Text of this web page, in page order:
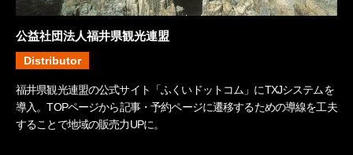
公益社団法人福井県観光連盟
Distributor
福井県観光連盟の公式サイト「ふくいドットコム」にTXJシステムを
導入。TOPページから記事・予約ページに遷移するための導線を工夫
することで地域の販売力UPに。